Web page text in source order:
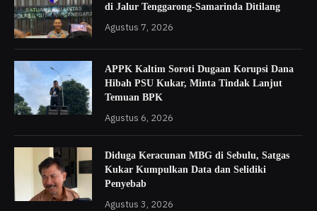
di Jalur Tenggarong-Samarinda Ditilang
Agustus 7, 2026
APPK Kaltim Soroti Dugaan Korupsi Dana
Hibah PSU Kukar, Minta Tindak Lanjut
Temuan BPK
Agustus 6, 2026
Diduga Keracunan MBG di Sebulu, Satgas
Kukar Kumpulkan Data dan Selidiki
Penyebab
Agustus 3, 2026